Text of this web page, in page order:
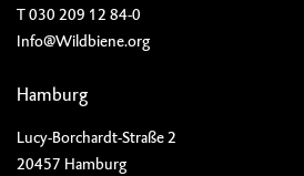
T 030 209 12 84-0
Info@Wildbiene.org
Hamburg
Lucy-Borchardt-Straße 2
20457 Hamburg